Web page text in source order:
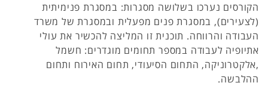
הקורסים נערכו בשלושה מסגרות: במסגרת פנימיתית
(לצעירים), במסגרת פנים מפעלית ובמסגרת של משרד
העבודה והרווחה. תוכנית זו המליצה להכשיר את עולי
אתיופיה לעבודה במספר תחומים מוגדרים: חשמל
,אלקטרוניקה, התחום הסיעודי, תחום האירוח ותחום
ההלבשה.